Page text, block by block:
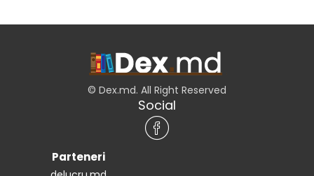
© Dex.md. All Right Reserved
Social
Parteneri